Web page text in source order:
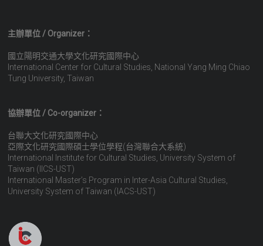
主辦單位 / Organizer：
國立陽明交通大學文化研究國際中心
International Center for Cultural Studies, National Yang Ming Chiao
Tung University, Taiwan
協辦單位 / Co-organizer：
台聯大文化研究國際中心
亞際文化研究國際碩士學位學程(台灣聯合大系統)
International Institute for Cultural Studies, University System of
Taiwan (IICS-UST)
International Master’s Program in Inter-Asia Cultural Studies,
University System of Taiwan (IACS-UST)